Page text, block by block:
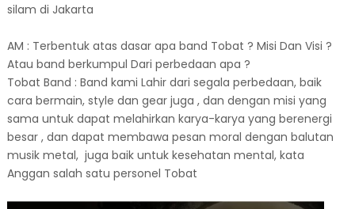
silam di Jakarta
AM : Terbentuk atas dasar apa band Tobat ? Misi Dan Visi ?
Atau band berkumpul Dari perbedaan apa ?
Tobat Band : Band kami Lahir dari segala perbedaan, baik
cara bermain, style dan gear juga , dan dengan misi yang
sama untuk dapat melahirkan karya-karya yang berenergi
besar , dan dapat membawa pesan moral dengan balutan
musik metal, juga baik untuk kesehatan mental, kata
Anggan salah satu personel Tobat